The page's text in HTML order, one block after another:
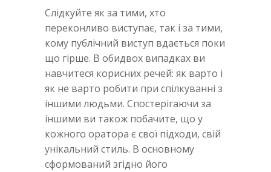
Слідкуйте як за тими, хто
переконливо виступає, так і за тими,
кому публічний виступ вдається поки
що гірше. В обидвох випадках ви
навчитеся корисних речей: як варто і
як не варто робити при спілкуванні з
іншими людьми. Спостерігаючи за
іншими ви також побачите, що у
кожного оратора є свої підходи, свій
унікальний стиль. В основному
сформований згідно його